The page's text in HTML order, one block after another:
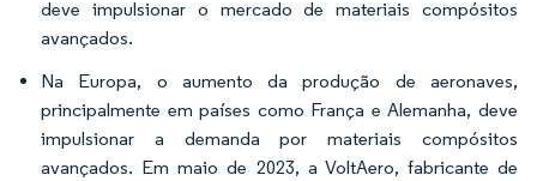
deve impulsionar o mercado de materiais compósitos
avançados.
Na Europa, o aumento da produção de aeronaves,
principalmente em países como França e Alemanha, deve
impulsionar a demanda por materiais compósitos
avançados. Em maio de 2023, a VoltAero, fabricante de